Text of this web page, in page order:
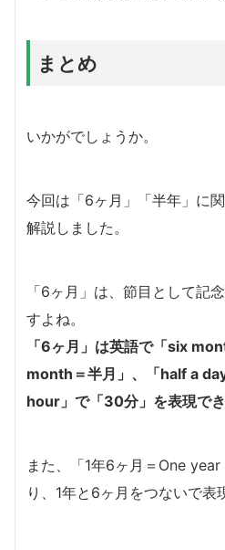
まとめ
いかがでしょうか。
今回は「6ヶ月」「半年」に
解説しました。
「6ヶ月」は、節目として記
すよね。
「6ヶ月」は英語で「six
month＝半月」、「half a
hour」で「30分」を表現でき
また、「1年6ヶ月＝One
り、1年と6ヶ月をつないで表